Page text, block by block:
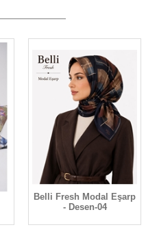
Belli Fresh Modal Eşarp
- Desen-04